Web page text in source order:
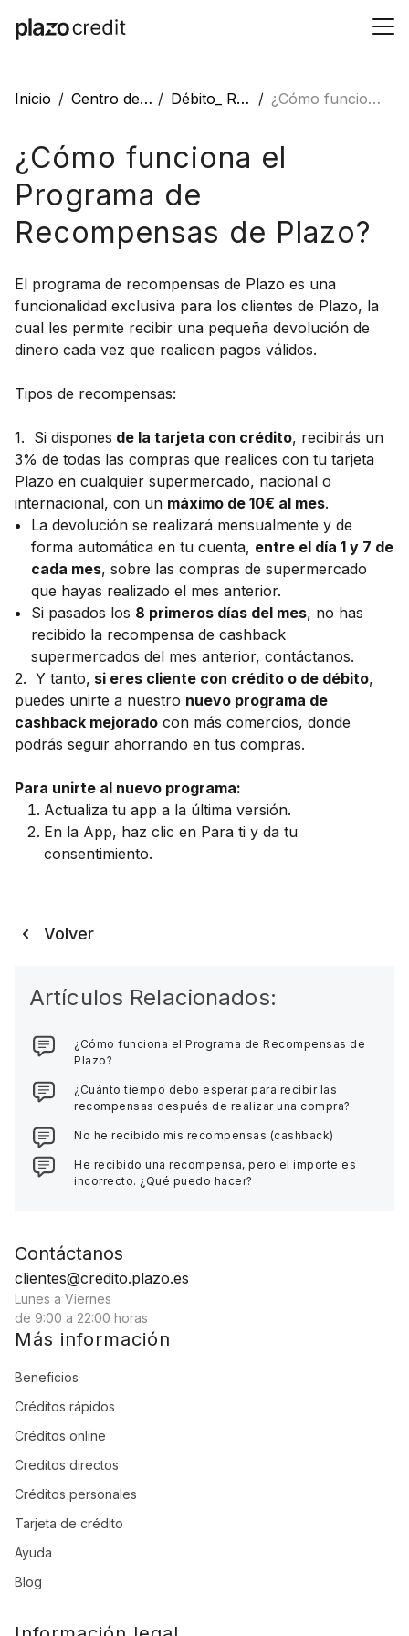
Inicio Centro de ayuda Débito_ Recompensas ¿Cómo funciona el Programa de Recompensas de Plazo?
¿Cómo funciona el
Programa de
Recompensas de Plazo?
El programa de recompensas de Plazo es una
funcionalidad exclusiva para los clientes de Plazo, la
cual les permite recibir una pequeña devolución de
dinero cada vez que realicen pagos válidos.
Tipos de recompensas:
1. Si dispones de la tarjeta con crédito, recibirás un
3% de todas las compras que realices con tu tarjeta
Plazo en cualquier supermercado, nacional o
internacional, con un máximo de 10€ al mes.
La devolución se realizará mensualmente y de
forma automática en tu cuenta, entre el día 1 y 7 de
cada mes, sobre las compras de supermercado
que hayas realizado el mes anterior.
Si pasados los 8 primeros días del mes, no has
recibido la recompensa de cashback
supermercados del mes anterior, contáctanos.
2. Y tanto, si eres cliente con crédito o de débito,
puedes unirte a nuestro nuevo programa de
cashback mejorado con más comercios, donde
podrás seguir ahorrando en tus compras.
Para unirte al nuevo programa:
Actualiza tu app a la última versión.
En la App, haz clic en Para ti y da tu
consentimiento.
Volver
Artículos Relacionados:
¿Cómo funciona el Programa de Recompensas de
Plazo?
¿Cuánto tiempo debo esperar para recibir las
recompensas después de realizar una compra?
No he recibido mis recompensas (cashback)
He recibido una recompensa, pero el importe es
incorrecto. ¿Qué puedo hacer?
Más información
Beneficios
Créditos rápidos
Créditos online
Creditos directos
Créditos personales
Tarjeta de crédito
Ayuda
Blog
Contáctanos
clientes@credito.plazo.es
Lunes a Viernes
de 9:00 a 22:00 horas